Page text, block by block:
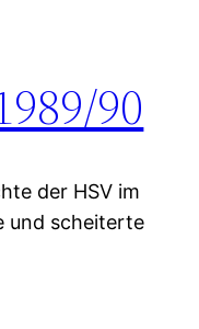
90
der HSV im
und scheiterte